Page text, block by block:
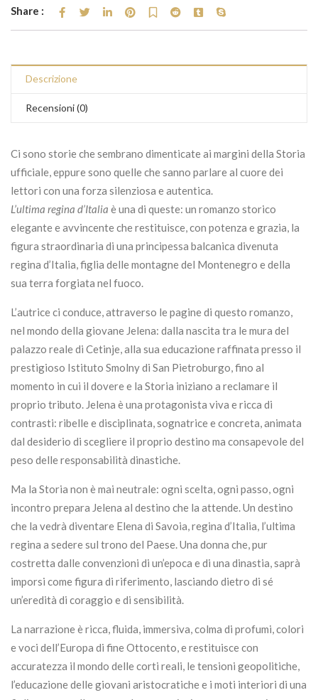
Share :
Descrizione
Recensioni (0)
Ci sono storie che sembrano dimenticate ai margini della Storia
ufficiale, eppure sono quelle che sanno parlare al cuore dei
lettori con una forza silenziosa e autentica.
L’ultima regina d’Italia è una di queste: un romanzo storico
elegante e avvincente che restituisce, con potenza e grazia, la
figura straordinaria di una principessa balcanica divenuta
regina d’Italia, figlia delle montagne del Montenegro e della
sua terra forgiata nel fuoco.
L’autrice ci conduce, attraverso le pagine di questo romanzo,
nel mondo della giovane Jelena: dalla nascita tra le mura del
palazzo reale di Cetinje, alla sua educazione raffinata presso il
prestigioso Istituto Smolny di San Pietroburgo, fino al
momento in cui il dovere e la Storia iniziano a reclamare il
proprio tributo. Jelena è una protagonista viva e ricca di
contrasti: ribelle e disciplinata, sognatrice e concreta, animata
dal desiderio di scegliere il proprio destino ma consapevole del
peso delle responsabilità dinastiche.
Ma la Storia non è mai neutrale: ogni scelta, ogni passo, ogni
incontro prepara Jelena al destino che la attende. Un destino
che la vedrà diventare Elena di Savoia, regina d’Italia, l’ultima
regina a sedere sul trono del Paese. Una donna che, pur
costretta dalle convenzioni di un’epoca e di una dinastia, saprà
imporsi come figura di riferimento, lasciando dietro di sé
un’eredità di coraggio e di sensibilità.
La narrazione è ricca, fluida, immersiva, colma di profumi, colori
e voci dell’Europa di fine Ottocento, e restituisce con
accuratezza il mondo delle corti reali, le tensioni geopolitiche,
l’educazione delle giovani aristocratiche e i moti interiori di una